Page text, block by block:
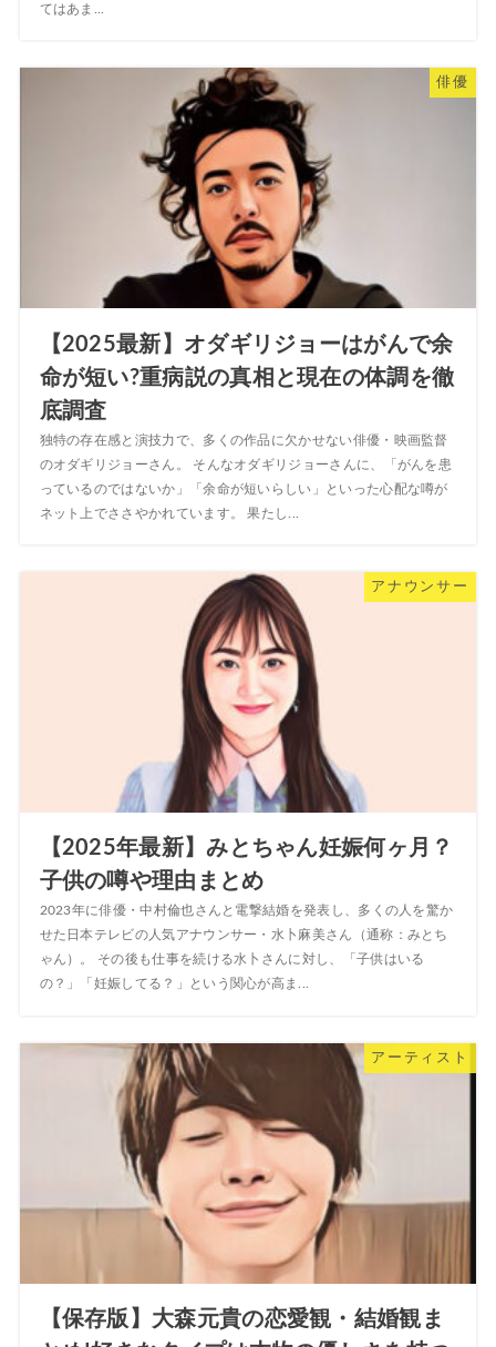
てはあま...
俳優
【2025最新】オダギリジョーはがんで余
命が短い?重病説の真相と現在の体調を徹
底調査
独特の存在感と演技力で、多くの作品に欠かせない俳優・映画監督
のオダギリジョーさん。 そんなオダギリジョーさんに、「がんを患
っているのではないか」「余命が短いらしい」といった心配な噂が
ネット上でささやかれています。 果たし...
アナウンサー
【2025年最新】みとちゃん妊娠何ヶ月？
子供の噂や理由まとめ
2023年に俳優・中村倫也さんと電撃結婚を発表し、多くの人を驚か
せた日本テレビの人気アナウンサー・水卜麻美さん（通称：みとち
ゃん）。 その後も仕事を続ける水卜さんに対し、「子供はいる
の？」「妊娠してる？」という関心が高ま...
アーティスト
【保存版】大森元貴の恋愛観・結婚観ま